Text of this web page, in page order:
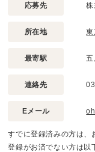
応募先 株
所在地
最寄駅 五
連絡先
Eメール
すでに登録済みの方は、
登録がお済でない方は以